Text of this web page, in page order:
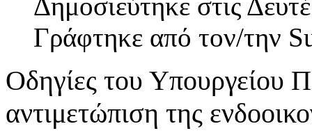
Γράφτηκε από τον/την
Οδηγίες του Υπουργείου
αντιμετώπιση της